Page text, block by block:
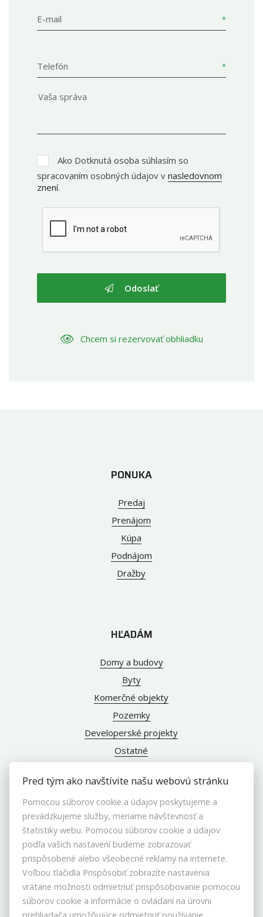
E-mail
Telefón
Ako Dotknutá osoba súhlasím so
spracovaním osobných údajov v nasledovnom
znení.
Odoslať
Chcem si rezervovať obhliadku
PONUKA
Predaj
Prenájom
Kúpa
Podnájom
Dražby
HĽADÁM
Domy a budovy
Byty
Komerčné objekty
Pozemky
Developerské projekty
Ostatné
INFO
Makléri
Napíšte nám
Kontakt
Blog
Nastavenie cookies
Pred tým ako navštívite našu webovú stránku
Pomocou súborov cookie a údajov poskytujeme a
prevádzkujeme služby, meriame návštevnosť a
štatistiky webu. Pomocou súborov cookie a údajov
podľa vašich nastavení budeme zobrazovať
prispôsobené alebo všeobecné reklamy na internete.
Voľbou tlačidla Prispôsobiť zobrazíte nastavenia
vrátane možnosti odmietnuť prispôsobovanie pomocou
súborov cookie a informácie o ovládaní na úrovni